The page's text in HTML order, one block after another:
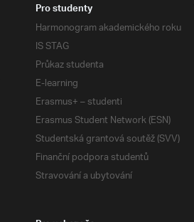
Pro studenty
Harmonogram akademického roku
IS STAG
Průkaz studenta
E-learning
Erasmus+ – studenti
Erasmus Student Network (ESN)
Studentská grantová soutěž (SVV)
Finanční podpora studentů
Stravování a ubytování